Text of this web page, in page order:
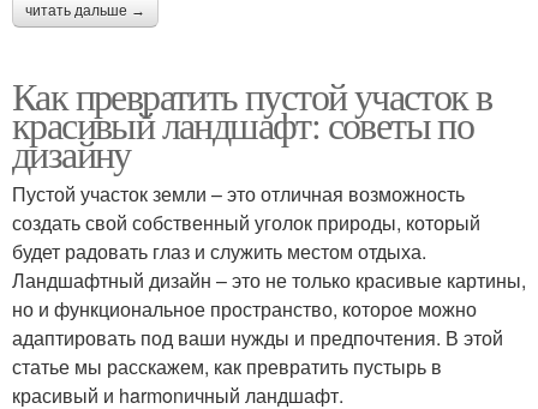
читать дальше →
Как превратить пустой участок в
красивый ландшафт: советы по
дизайну
Пустой участок земли – это отличная возможность
создать свой собственный уголок природы, который
будет радовать глаз и служить местом отдыха.
Ландшафтный дизайн – это не только красивые картины,
но и функциональное пространство, которое можно
адаптировать под ваши нужды и предпочтения. В этой
статье мы расскажем, как превратить пустырь в
красивый и harmonичный ландшафт.